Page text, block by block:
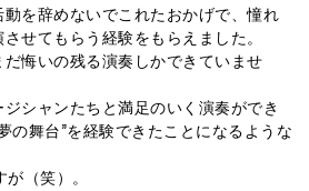
を辞めないでこれたおかげで、憧れ
せてもらう経験をもらえました。
悔いの残る演奏しかできていませ
シャンたちと満足のいく演奏ができ
の舞台”を経験できたことになるような
（笑）。